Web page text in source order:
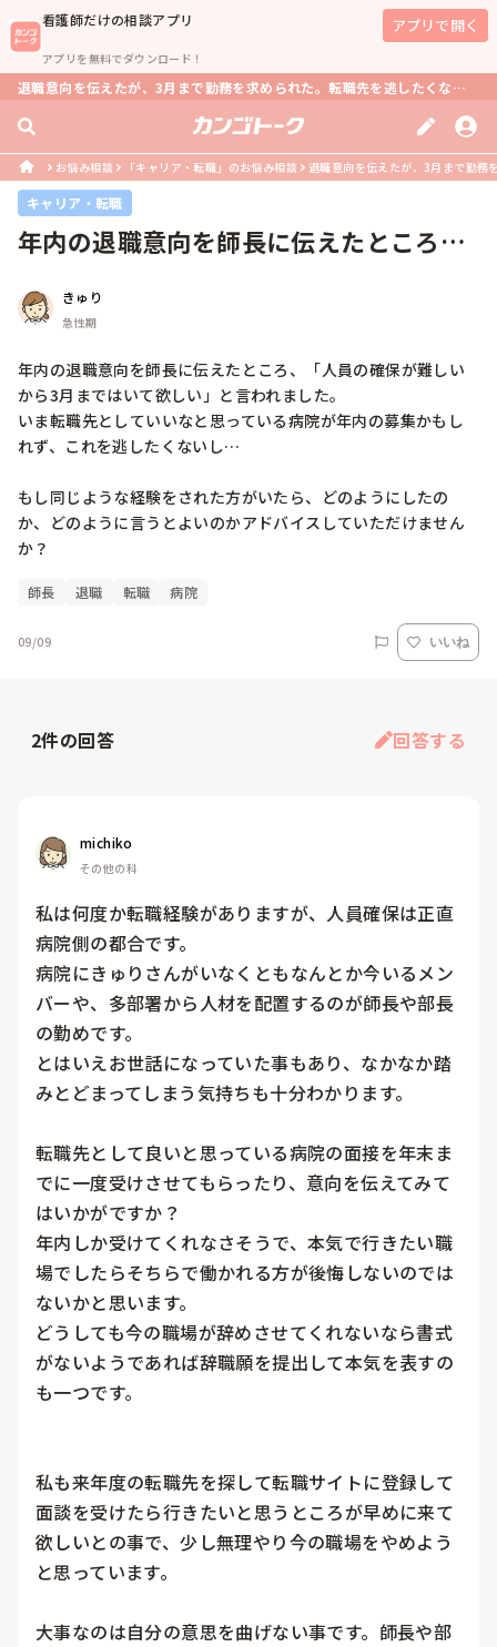
看護師だけの相談アプリ
アプリを無料でダウンロード！
アプリで開く
退職意向を伝えたが、3月まで勤務を求められた。転職先を逃したくない場合の対処法は？
お悩み相談 「キャリア・転職」のお悩み相談 退職意向を伝えたが、3月まで勤務
キャリア・転職
年内の退職意向を師長に伝えたところ、
きゅり
急性期
年内の退職意向を師長に伝えたところ、「人員の確保が難しい
から3月まではいて欲しい」と言われました。
いま転職先としていいなと思っている病院が年内の募集かもし
れず、これを逃したくないし…
もし同じような経験をされた方がいたら、どのようにしたの
か、どのように言うとよいのかアドバイスしていただけません
か？
師長 退職 転職 病院
09/09 いいね
2件の回答 回答する
michiko
その他の科
私は何度か転職経験がありますが、人員確保は正直
病院側の都合です。
病院にきゅりさんがいなくともなんとか今いるメン
バーや、多部署から人材を配置するのが師長や部長
の勤めです。
とはいえお世話になっていた事もあり、なかなか踏
みとどまってしまう気持ちも十分わかります。
転職先として良いと思っている病院の面接を年末ま
でに一度受けさせてもらったり、意向を伝えてみて
はいかがですか？
年内しか受けてくれなさそうで、本気で行きたい職
場でしたらそちらで働かれる方が後悔しないのでは
ないかと思います。
どうしても今の職場が辞めさせてくれないなら書式
がないようであれば辞職願を提出して本気を表すの
も一つです。
私も来年度の転職先を探して転職サイトに登録して
面談を受けたら行きたいと思うところが早めに来て
欲しいとの事で、少し無理やり今の職場をやめよう
と思っています。
大事なのは自分の意思を曲げない事です。師長や部